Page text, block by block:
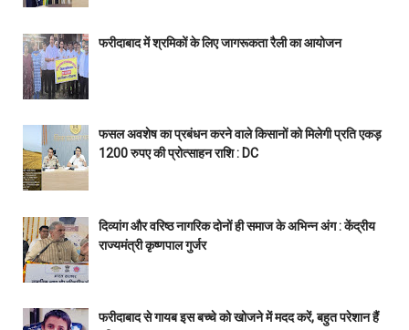
फरीदाबाद में श्रमिकों के लिए जागरूकता रैली का आयोजन
फसल अवशेष का प्रबंधन करने वाले किसानों को मिलेगी प्रति एकड़
1200 रुपए की प्रोत्साहन राशि : DC
दिव्यांग और वरिष्ठ नागरिक दोनों ही समाज के अभिन्न अंग : केंद्रीय
राज्यमंत्री कृष्णपाल गुर्जर
फरीदाबाद से गायब इस बच्चे को खोजने में मदद करें, बहुत परेशान हैं